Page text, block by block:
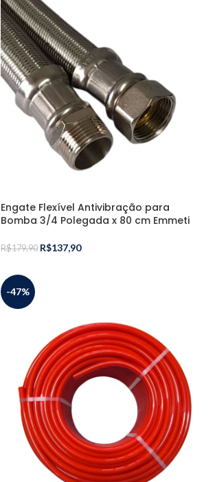
Engate Flexível Antivibração para
Bomba 3/4 Polegada x 80 cm Emmeti
R$179,90 R$137,90
-47%